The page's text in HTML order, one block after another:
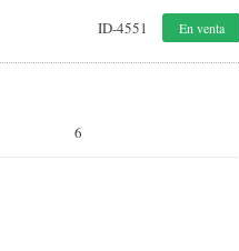
ID-4551 En venta
6